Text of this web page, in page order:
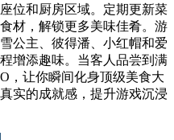
位和厨房区域。定期更新菜
材，解锁更多美味佳肴。游
公主、彼得潘、小红帽和爱
增添趣味。当客人品尝到满
，让你瞬间化身顶级美食大
实的成就感，提升游戏沉浸